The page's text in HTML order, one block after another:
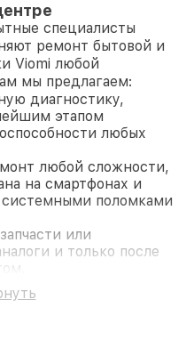
специалисты
ремонт бытовой и
Viomi любой
мы предлагаем:
диагностику,
этапом
любых
любой сложности,
на смартфонах и
поломками
или
и только после
комплектующие
гарантия. В случае